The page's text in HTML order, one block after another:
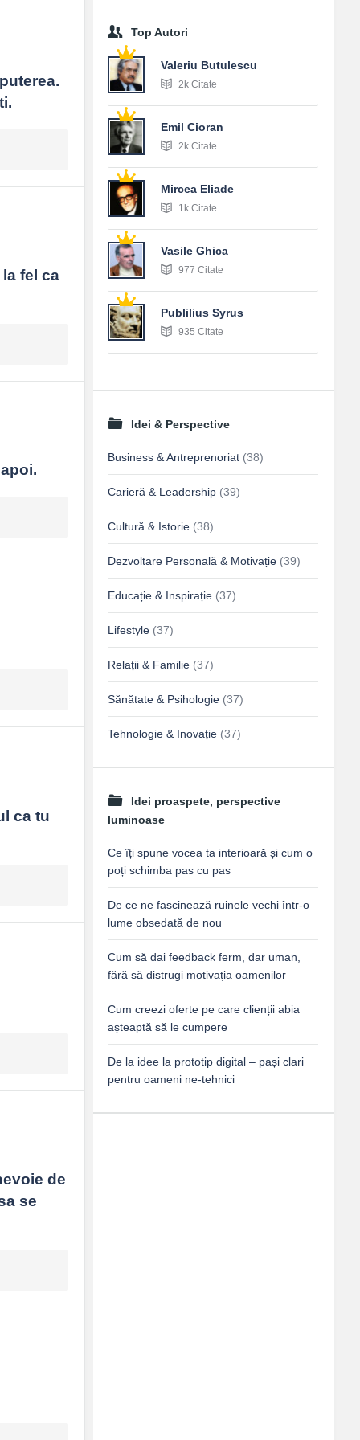
fel ca
ca tu
de
se
Top Autori
Valeriu Butulescu
2k Citate
Emil Cioran
2k Citate
Mircea Eliade
1k Citate
Vasile Ghica
977 Citate
Publilius Syrus
935 Citate
Idei & Perspective
Business & Antreprenoriat (38)
Carieră & Leadership (39)
Cultură & Istorie (38)
Dezvoltare Personală & Motivație (39)
Educație & Inspirație (37)
Lifestyle (37)
Relații & Familie (37)
Sănătate & Psihologie (37)
Tehnologie & Inovație (37)
Idei proaspete, perspective
luminoase
Ce îți spune vocea ta interioară și cum o
poți schimba pas cu pas
De ce ne fascinează ruinele vechi într-o
lume obsedată de nou
Cum să dai feedback ferm, dar uman,
fără să distrugi motivația oamenilor
Cum creezi oferte pe care clienții abia
așteaptă să le cumpere
De la idee la prototip digital – pași clari
pentru oameni ne-tehnici